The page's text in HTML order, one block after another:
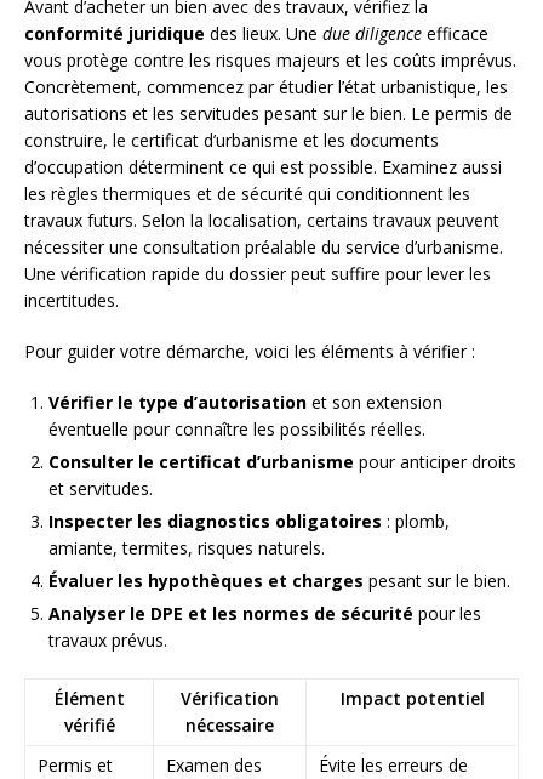
Avant d’acheter un bien avec des travaux, vérifiez la
conformité juridique des lieux. Une due diligence efficace
vous protège contre les risques majeurs et les coûts imprévus.
Concrètement, commencez par étudier l’état urbanistique, les
autorisations et les servitudes pesant sur le bien. Le permis de
construire, le certificat d’urbanisme et les documents
d’occupation déterminent ce qui est possible. Examinez aussi
les règles thermiques et de sécurité qui conditionnent les
travaux futurs. Selon la localisation, certains travaux peuvent
nécessiter une consultation préalable du service d’urbanisme.
Une vérification rapide du dossier peut suffire pour lever les
incertitudes.
Pour guider votre démarche, voici les éléments à vérifier :
Vérifier le type d’autorisation et son extension
éventuelle pour connaître les possibilités réelles.
Consulter le certificat d’urbanisme pour anticiper droits
et servitudes.
Inspecter les diagnostics obligatoires : plomb,
amiante, termites, risques naturels.
Évaluer les hypothèques et charges pesant sur le bien.
Analyser le DPE et les normes de sécurité pour les
travaux prévus.
Élément
vérifié
Vérification
nécessaire
Impact potentiel
Permis et
Examen des
Évite les erreurs de